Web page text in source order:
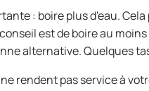
: boire plus d'eau.
est de boire au
alternative. Quelques
rendent pas service à